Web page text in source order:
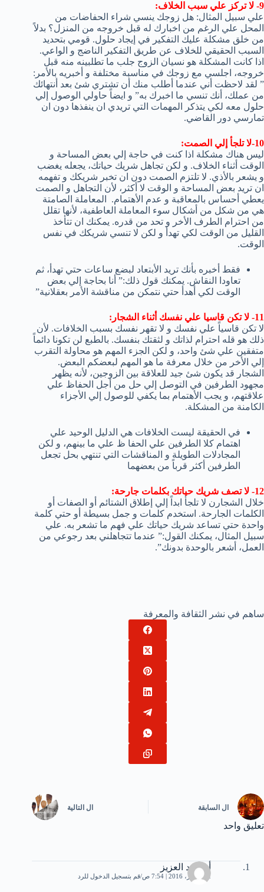
9- لا تركز علي سبب الخلاف:
علي سبيل المثال: هل زوجك ينسي شراء الحفاضات من
المحل علي الرغم من اخبارك له قبل خروجه من المنزل؟ بدلاً
من خلق مشكلة عليك التفكير في إيجاد حلول. قومي بتحديد
السبب الحقيقي للخلاف عن طريق التفكير الناضج و الواعي.
اذا كانت المشكلة هو نسيان الزوج جلب ما تطلبينه منه قبل
خروجه، اجلسي مع زوجك في مناسبة مختلفة و أخبريه بالأمر:
” لقد لاحظت أني عندما أطلب منك أن تشتري شئ بعد أنتهائك
من عملك، أنك تنسي ما اخبرك به” و ايضاً حاولي الوصول إلي
حلول معه لكي يتذكر المهمات التي تريدي ان ينفذها دون ان
تمارسي دور القاضي.
10-لا تلجأ إلي الصمت:
ليس هناك مشكلة اذا كنت في حاجة إلي بعض المساحة و
الوقت أثناء الخلاف. و لكن تجاهل شريك حياتك، يجعله يغضب
و يشعر بالأذي. لا تلتزم الصمت دون ان تخبر شريكك و تفهمه
ان تريد بعض المساحة و الوقت لا أكثر، لأن التجاهل و الصمت
يعطي أحساس بالمعاقبة و عدم الأهتمام. المعاملة الصامتة
هي من شكل من أشكال سوء المعاملة العاطفية، لأنها تقلل
من احترام الطرف الأخر و تحد من قدره. يمكنك ان تتأخذ
القليل من الوقت لكي تهدأ و لكن لا تنسي شريكك في نفس
الوقت.
فقط أخبره بأنك تريد الأبتعاد لبضع ساعات حتي تهدأ، ثم
تعاودا النقاش. يمكنك قول ذلك:” أنا بحاجة إلي بعض
الوقت لكي أهدأ حتي نتمكن من مناقشة الأمر بعقلانية”
11- لا تكن قاسيا علي نفسك أثناء الشجار:
لا تكن قاسياً علي نفسك و لا تقهر نفسك بسبب الخلافات. لأن
ذلك هو قله احترام لذاتك و لثقتك بنفسك. بالطبع لن تكونا دائماً
متفقين علي شئ واحد، و لكن الجزء المهم هو محاولة التقرب
إلي الأخر من خلال معرفة ما هو المهم لبعضكم البعض.
الشجار قد يكون شئ جيد للعلاقة بين الزوجين، لأنه يظهر
مجهود الطرفين في التوصل إلي حل من أجل الحفاظ علي
علاقتهم، و يجب الأهتمام بما يكفي للوصول إلي الأجزاء
الكامنة من المشكلة.
في الحقيقة ليست الخلافات هي الدليل الوحيد علي
اهتمام كلا الطرفين علي الحفا ظ علي ما بينهم، و لكن
المجادلات الطويلة و المناقشات التي تنتهي بحل تجعل
الطرفين أكثر قرباً من بعضهما
12- لا تصف شريك حياتك بكلمات جارحة:
خلال الشجارن لا تلجأ ابداً إلي إطلاق الشتائم أو الصفات أو
الكلمات الجارحة. استخدم كلمات و جمل بسيطة أو حتي كلمة
واحدة حتي تساعد شريك حياتك علي فهم ما تشعر به. علي
سبيل المثال، يمكنك القول:” عندما تتجاهلني بعد رجوعي من
العمل، أشعر بالوحدة بدونك”.
ساهم في نشر الثقافة والمعرفة
ال السابقة ال التالية
تعليق واحد
أبو عبد العزيز
12 أكتوبر، 2016 | 7:54 ص قم بتسجيل الدخول للرد